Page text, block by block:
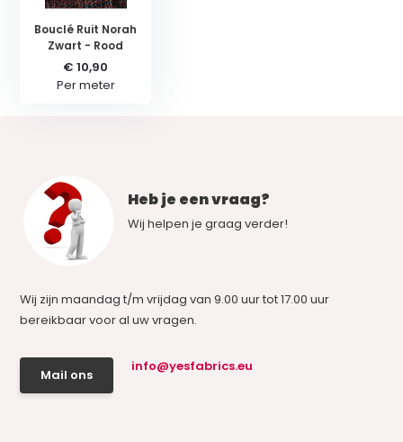
Bouclé Ruit Norah
Zwart - Rood
€ 10,90
Per meter
Heb je een vraag?
Wij helpen je graag verder!
Wij zijn maandag t/m vrijdag van 9.00 uur tot 17.00 uur
bereikbaar voor al uw vragen.
Mail ons
info@yesfabrics.eu